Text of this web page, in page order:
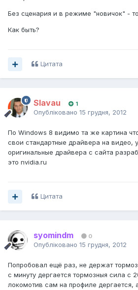
Без сценария и в режиме "новичок" -
Как быть?
Цитата
Slavau 1
Опубліковано 15 грудня, 2012
По Windows 8 видимо та же картина
свои стандартные драйвера на видео,
оригинальные драйвера с сайта
это nvidia.ru
Цитата
syomindm 0
Опубліковано 15 грудня, 2012
Попробовал ещё раз, не держат
с минуту дергается тормозныя сила с
локомотив сам на профиле дергается,